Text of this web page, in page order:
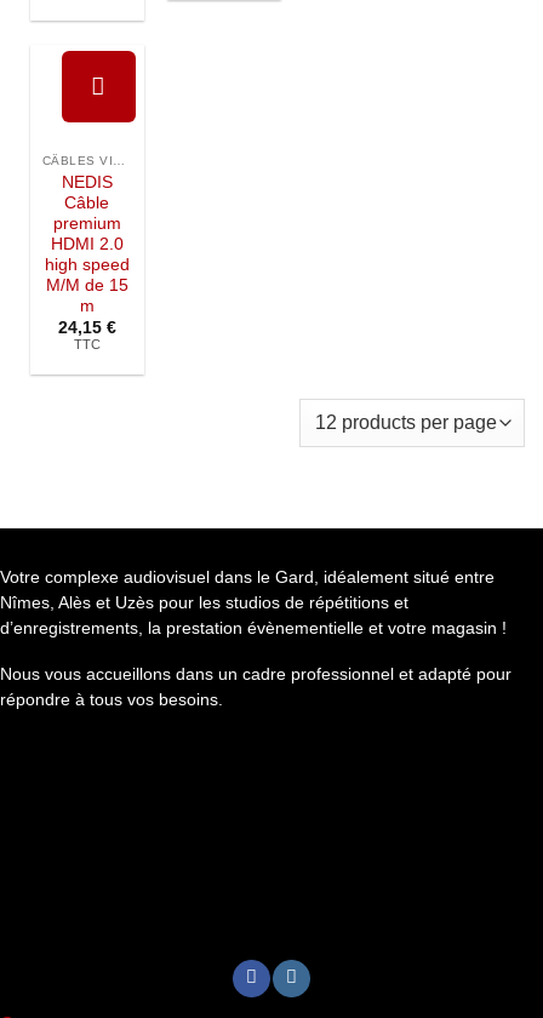
la liste de
souhaits
NEDIS
Câble
premium
HDMI 2.0
high speed
M/M de 15
m
24,15 €
TTC
Votre complexe audiovisuel dans le Gard, idéalement situé entre
Nîmes, Alès et Uzès pour les studios de répétitions et
d’enregistrements, la prestation évènementielle et votre magasin !
Nous vous accueillons dans un cadre professionnel et adapté pour
répondre à tous vos besoins.